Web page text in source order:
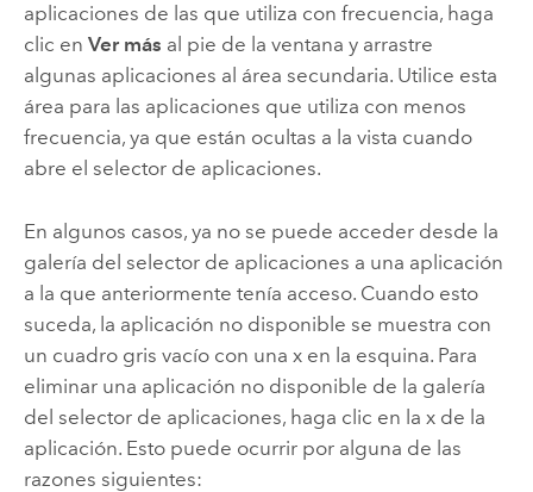
aplicaciones de las que utiliza con frecuencia, haga
clic en Ver más al pie de la ventana y arrastre
algunas aplicaciones al área secundaria. Utilice esta
área para las aplicaciones que utiliza con menos
frecuencia, ya que están ocultas a la vista cuando
abre el selector de aplicaciones.
En algunos casos, ya no se puede acceder desde la
galería del selector de aplicaciones a una aplicación
a la que anteriormente tenía acceso. Cuando esto
suceda, la aplicación no disponible se muestra con
un cuadro gris vacío con una x en la esquina. Para
eliminar una aplicación no disponible de la galería
del selector de aplicaciones, haga clic en la x de la
aplicación. Esto puede ocurrir por alguna de las
razones siguientes: